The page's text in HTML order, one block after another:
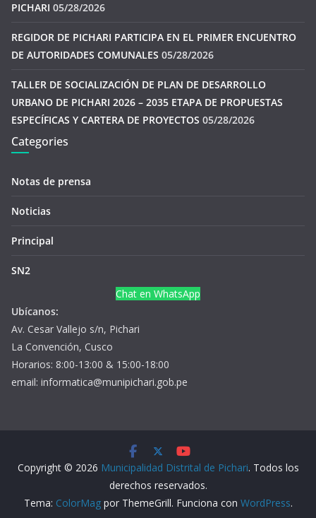
PICHARI 05/28/2026
REGIDOR DE PICHARI PARTICIPA EN EL PRIMER ENCUENTRO
DE AUTORIDADES COMUNALES 05/28/2026
TALLER DE SOCIALIZACIÓN DE PLAN DE DESARROLLO
URBANO DE PICHARI 2026 – 2035 ETAPA DE PROPUESTAS
ESPECÍFICAS Y CARTERA DE PROYECTOS 05/28/2026
Categories
Notas de prensa
Noticias
Principal
SN2
Chat en WhatsApp
Ubícanos:
Av. Cesar Vallejo s/n, Pichari
La Convención, Cusco
Horarios: 8:00-13:00 & 15:00-18:00
email: informatica@munipichari.gob.pe
Copyright © 2026 Municipalidad Distrital de Pichari. Todos los
derechos reservados.
Tema: ColorMagpor ThemeGrill. Funciona con WordPress.